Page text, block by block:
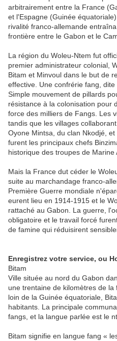
arbitrairement entre la France
et l'Espagne (Guinée
rivalité franco-allemande
frontière entre le Gabon et le
La région du Woleu-Ntem fut
premier administrateur colonial,
Bitam et Minvoul dans le but de
effective. Une confrérie fang, dite
Simple mouvement de pillards
résistance à la colonisation pour
force des milliers de Fangs. Les
tandis que les villages
Oyone Mintsa, du clan Nkodjé, et
furent les principaux chefs
historique des troupes de Marine
Mais la France dut céder le
suite au marchandage franco-
Première Guerre mondiale
eurent lieu en 1914-1915 et le
rattaché au Gabon. La guerre,
obligatoire et le travail forcé
de famine qui réduisirent
Enregistrez votre service, ou
Bitam
Ville située au nord du Gabon
une trentaine de kilomètres de
loin de la Guinée équatoriale,
habitants. La principale
fangs, et la langue parlée est le
Bitam signifie en langue fang «